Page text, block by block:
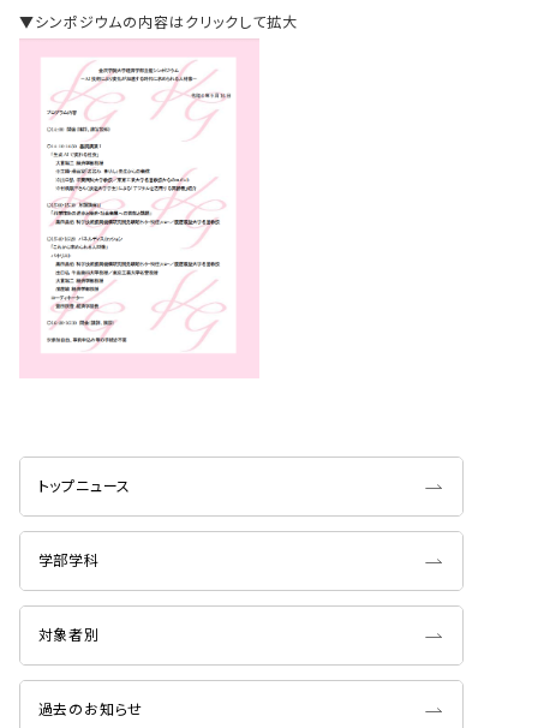
▼シンポジウムの内容はクリックして拡大
トップニュース
学部学科
対象者別
過去のお知らせ